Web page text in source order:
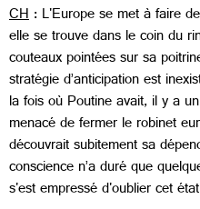
CH: L'Europe se met à faire
elle se trouve dans le coin du
couteaux pointées sur sa
stratégie d’anticipation est
la fois où Poutine avait, il y a
menacé de fermer le robinet
découvrait subitement sa
conscience n’a duré que
s'est empressé d'oublier cet